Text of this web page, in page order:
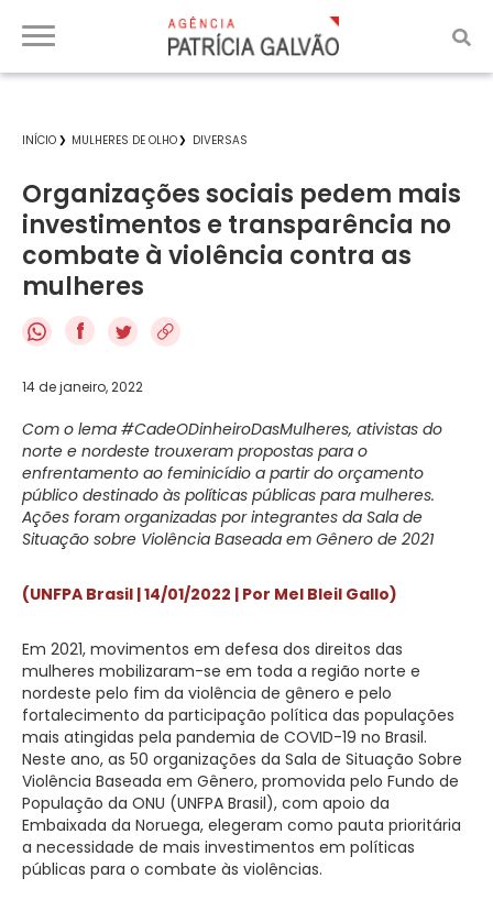
INÍCIO MULHERES DE OLHO DIVERSAS
Organizações sociais pedem mais
investimentos e transparência no
combate à violência contra as
mulheres
f
14 de janeiro, 2022
Com o lema #CadeODinheiroDasMulheres, ativistas do
norte e nordeste trouxeram propostas para o
enfrentamento ao feminicídio a partir do orçamento
público destinado às políticas públicas para mulheres.
Ações foram organizadas por integrantes da Sala de
Situação sobre Violência Baseada em Gênero de 2021
(UNFPA Brasil | 14/01/2022 | Por Mel Bleil Gallo)
Em 2021, movimentos em defesa dos direitos das
mulheres mobilizaram-se em toda a região norte e
nordeste pelo fim da violência de gênero e pelo
fortalecimento da participação política das populações
mais atingidas pela pandemia de COVID-19 no Brasil.
Neste ano, as 50 organizações da Sala de Situação Sobre
Violência Baseada em Gênero, promovida pelo Fundo de
População da ONU (UNFPA Brasil), com apoio da
Embaixada da Noruega, elegeram como pauta prioritária
a necessidade de mais investimentos em políticas
públicas para o combate às violências.